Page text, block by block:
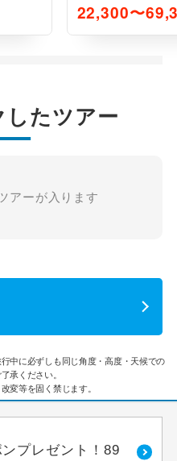
22,300〜
したツアー
アーが入ります
中に必ずしも同じ角度・高度・天候での
承ください。
変等を固く禁じます。
プレゼント！89